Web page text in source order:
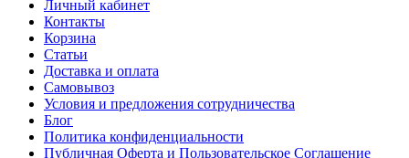
Личный кабинет
Контакты
Корзина
Статьи
Доставка и оплата
Самовывоз
Условия и предложения сотрудничества
Блог
Политика конфиденциальности
Публичная Оферта и Пользовательское Соглашение